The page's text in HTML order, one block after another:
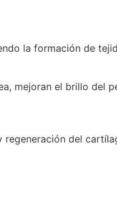
la formación de
mejoran el brillo del
del